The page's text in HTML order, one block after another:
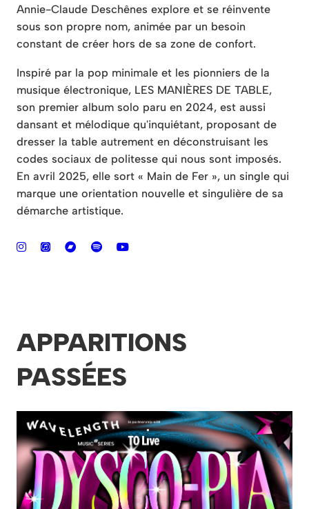
Annie-Claude Deschênes explore et se réinvente
sous son propre nom, animée par un besoin
constant de créer hors de sa zone de confort.
Inspiré par la pop minimale et les pionniers de la
musique électronique, LES MANIÈRES DE TABLE,
son premier album solo paru en 2024, est aussi
dansant et mélodique qu'inquiétant, proposant de
dresser la table autrement en déconstruisant les
codes sociaux de politesse qui nous sont imposés.
En avril 2025, elle sort « Main de Fer », un single qui
marque une orientation nouvelle et singulière de sa
démarche artistique.
APPARITIONS
PASSÉES